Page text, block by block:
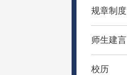
规章制度
师生建言
校历